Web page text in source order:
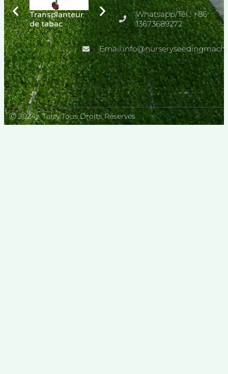
Transplanteur
de tabac
Transplanteur
de chanvre
Semoir
automatique
pour fruits,
légumes et
fleurs
Whatsapp/Tél : +86
13673689272
Ⓒ 2024 - Taizy Tous Droits Réservés